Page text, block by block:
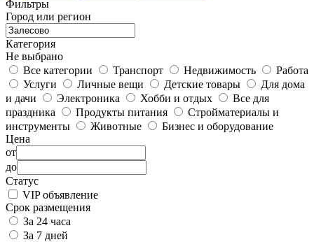
Фильтры
Город или регион
Категория
Не выбрано
Все категории
Транспорт Недвижимость
Работа
Услуги
Личные вещи Детские товары
Для дома
и дачи
Электроника Хобби и отдых
Все для
праздника
Продукты питания
Стройматериалы и
инструменты
Животные
Бизнес и оборудование
Цена
от
до
Статус
VIP объявление
Срок размещения
За 24 часа
За 7 дней